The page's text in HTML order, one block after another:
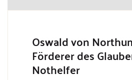
Oswald von
Förderer des
Nothelfer